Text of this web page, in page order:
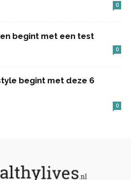
0
begint met een test
0
begint met deze 6
0